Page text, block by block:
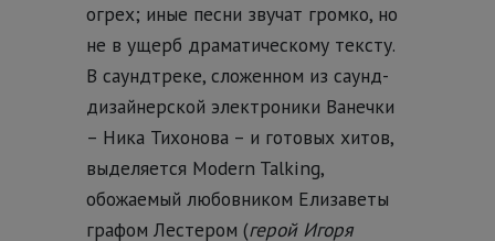
огрех; иные песни звучат громко, но
не в ущерб драматическому тексту.
В саундтреке, сложенном из саунд-
дизайнерской электроники Ванечки
– Ника Тихонова – и готовых хитов,
выделяется Modern Talking,
обожаемый любовником Елизаветы
графом Лестером (герой Игоря